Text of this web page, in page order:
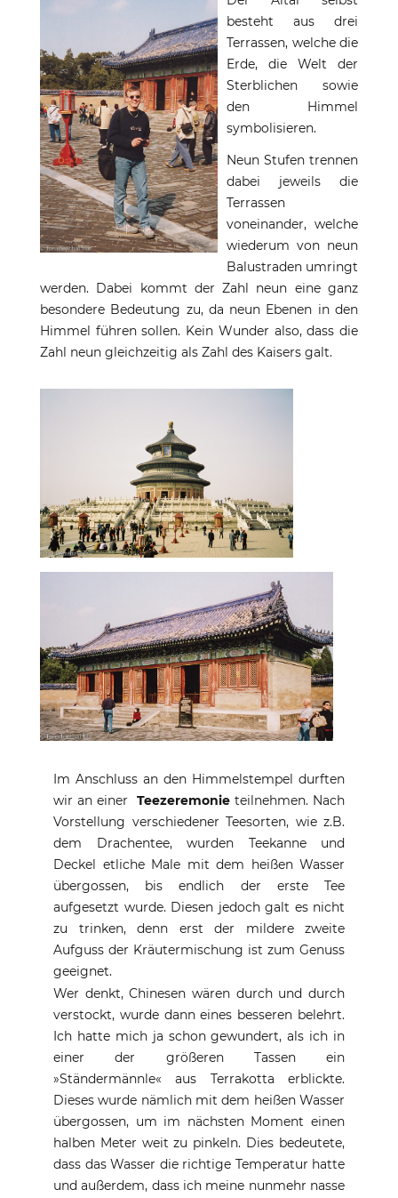
besteht aus drei
Terrassen, welche die
Erde, die Welt der
Sterblichen sowie
den Himmel
symbolisieren.
Neun Stufen trennen
dabei jeweils die
Terrassen
voneinander, welche
wiederum von neun
Balustraden umringt
werden. Dabei kommt der Zahl neun eine ganz
besondere Bedeutung zu, da neun Ebenen in den
Himmel führen sollen. Kein Wunder also, dass die
Zahl neun gleichzeitig als Zahl des Kaisers galt.
Im Anschluss an den Himmelstempel durften
wir an einer Teezeremonie teilnehmen. Nach
Vorstellung verschiedener Teesorten, wie z.B.
dem Drachentee, wurden Teekanne und
Deckel etliche Male mit dem heißen Wasser
übergossen, bis endlich der erste Tee
aufgesetzt wurde. Diesen jedoch galt es nicht
zu trinken, denn erst der mildere zweite
Aufguss der Kräutermischung ist zum Genuss
geeignet.
Wer denkt, Chinesen wären durch und durch
verstockt, wurde dann eines besseren belehrt.
Ich hatte mich ja schon gewundert, als ich in
einer der größeren Tassen ein
»Ständermännle« aus Terrakotta erblickte.
Dieses wurde nämlich mit dem heißen Wasser
übergossen, um im nächsten Moment einen
halben Meter weit zu pinkeln. Dies bedeutete,
dass das Wasser die richtige Temperatur hatte
und außerdem, dass ich meine nunmehr nasse